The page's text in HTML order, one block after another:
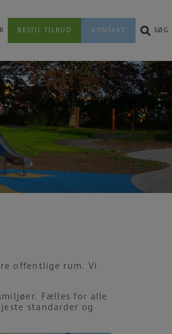
BESTIL TILBUD KONTAKT SØG
offentlige rum. Vi
Fælles for alle
standarder og